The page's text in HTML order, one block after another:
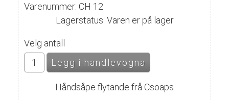
Varenummer: CH 12
Lagerstatus: Varen er på lager
Velg antall
Håndsåpe flytande frå Csoaps